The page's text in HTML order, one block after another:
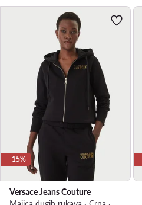
-15%
Versace Jeans Couture